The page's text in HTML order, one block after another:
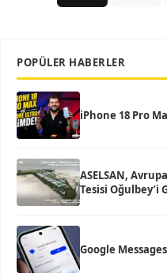
POPÜLER HABERLER
iPhone 18 Pro
ASELSAN,
Tesisi Oğulbey’i
Google